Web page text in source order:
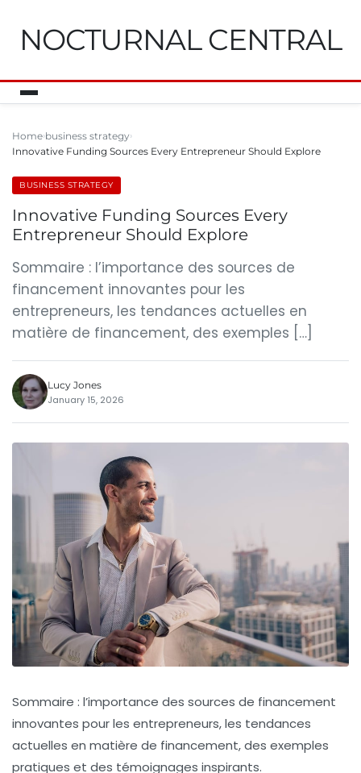
NOCTURNAL CENTRAL
Home business strategy
Innovative Funding Sources Every Entrepreneur Should Explore
BUSINESS STRATEGY
Innovative Funding Sources Every
Entrepreneur Should Explore
Sommaire : l’importance des sources de
financement innovantes pour les
entrepreneurs, les tendances actuelles en
matière de financement, des exemples […]
Lucy Jones
January 15, 2026
Sommaire : l’importance des sources de financement
innovantes pour les entrepreneurs, les tendances
actuelles en matière de financement, des exemples
pratiques et des témoignages inspirants.